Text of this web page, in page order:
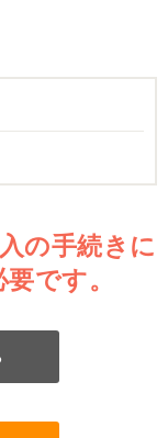
の手続きに
です。